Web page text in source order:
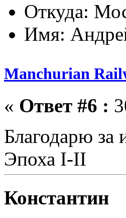
Откуда:
Имя:
Manchurian
« Ответ #6 :
Благодарю
Эпоха I-II
Константин